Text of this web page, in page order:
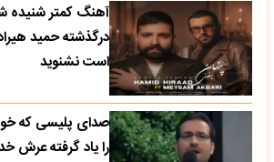
آهنگ کمتر شنیده
درگذشته حمید
است نشنوید
صدای پلیسی که
را یاد گرفته عرش